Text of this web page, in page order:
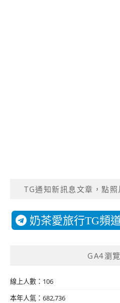
TG通知新訊息文章，點照
奶茶愛旅行TG頻
GA4瀏
線上人數：106
本年人氣：682,736